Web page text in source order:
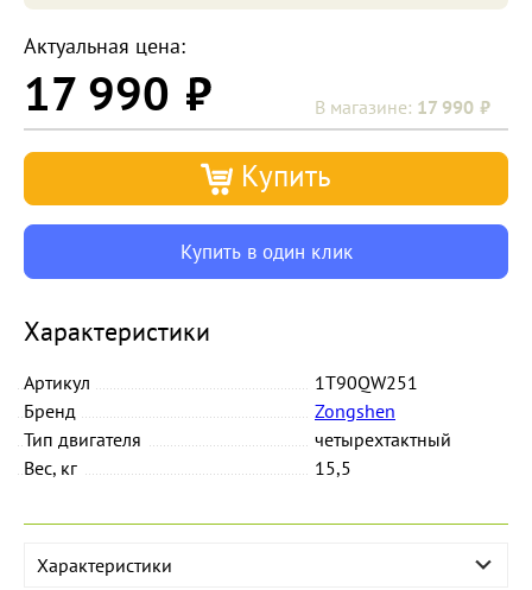
Актуальная цена:
17 990 17 990
Купить
Купить в один клик
Характеристики
Артикул
1T90QW251
Бренд
Zongshen
Тип двигателя
четырехтактный
Вес, кг
15,5
Характеристики